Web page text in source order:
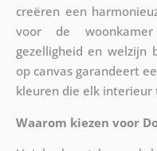
creëren een
voor de
gezelligheid en welzijn
op canvas garandeert
kleuren die elk interieur
Waarom kiezen voor